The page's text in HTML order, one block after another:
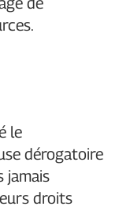
le
dérogatoire
jamais
droits